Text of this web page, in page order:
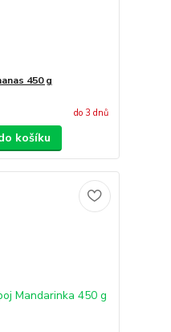
450 g
do 3 dnů
košíku